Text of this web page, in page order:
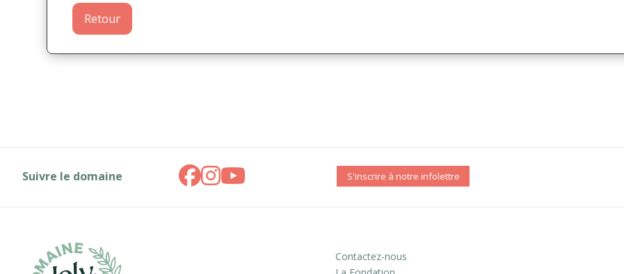
Retour
Suivre le domaine S'inscrire à notre infolettre
Contactez-nous